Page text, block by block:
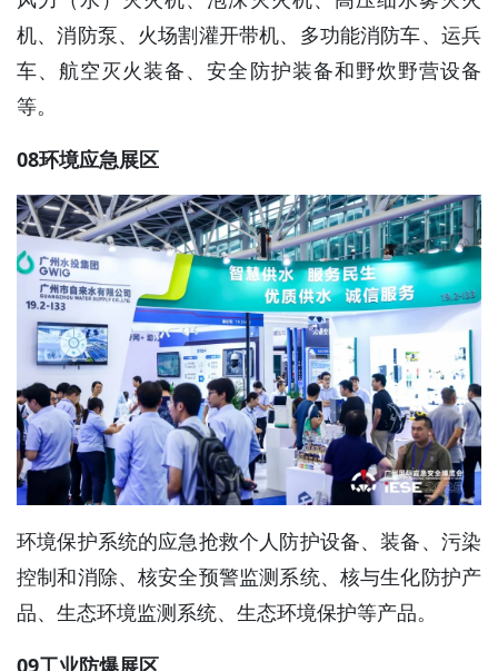
机、消防泵、火场割灌开带机、多功能消防车、运兵
车、航空灭火装备、安全防护装备和野炊野营设备
等。
08环境应急展区
环境保护系统的应急抢救个人防护设备、装备、污染
控制和消除、核安全预警监测系统、核与生化防护产
品、生态环境监测系统、生态环境保护等产品。
09工业防爆展区